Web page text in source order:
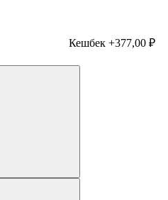
Кешбек +377,00 ₽